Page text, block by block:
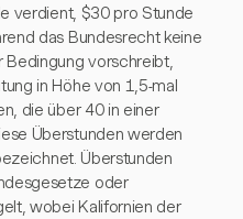
verdient, $30 pro Stunde
das Bundesrecht keine
Bedingung vorschreibt,
in Höhe von 1,5-mal
die über 40 in einer
Überstunden werden
Überstunden
oder
wobei Kalifornien der